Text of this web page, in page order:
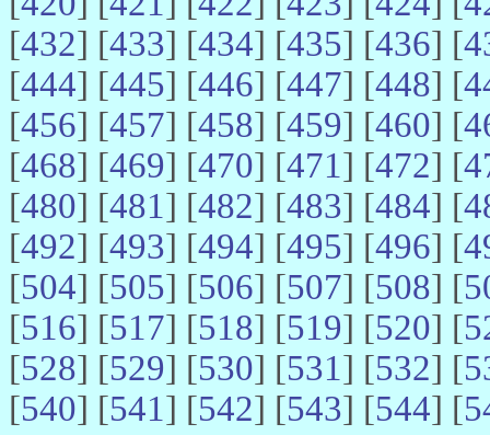
[432] [433] [434] [435] [436] [
[444] [445] [446] [447] [448] [
[456] [457] [458] [459] [460] [
[468] [469] [470] [471] [472] [
[480] [481] [482] [483] [484] [
[492] [493] [494] [495] [496] [
[504] [505] [506] [507] [508] [
[516] [517] [518] [519] [520] [
[528] [529] [530] [531] [532] [
[540] [541] [542] [543] [544] [